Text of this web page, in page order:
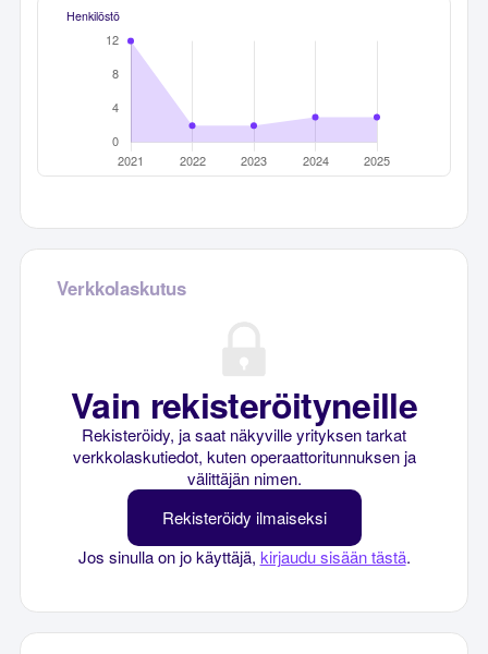
Henkilöstö
Verkkolaskutus
Vain rekisteröityneille
Rekisteröidy, ja saat näkyville yrityksen tarkat
verkkolaskutiedot, kuten operaattoritunnuksen ja
välittäjän nimen.
Rekisteröidy ilmaiseksi
Jos sinulla on jo käyttäjä, kirjaudu sisään tästä.